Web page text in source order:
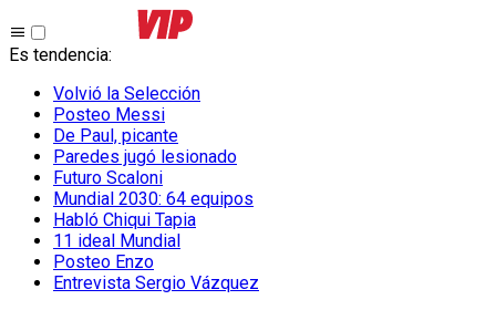
Es tendencia:
Volvió la Selección
Posteo Messi
De Paul, picante
Paredes jugó lesionado
Futuro Scaloni
Mundial 2030: 64 equipos
Habló Chiqui Tapia
11 ideal Mundial
Posteo Enzo
Entrevista Sergio Vázquez